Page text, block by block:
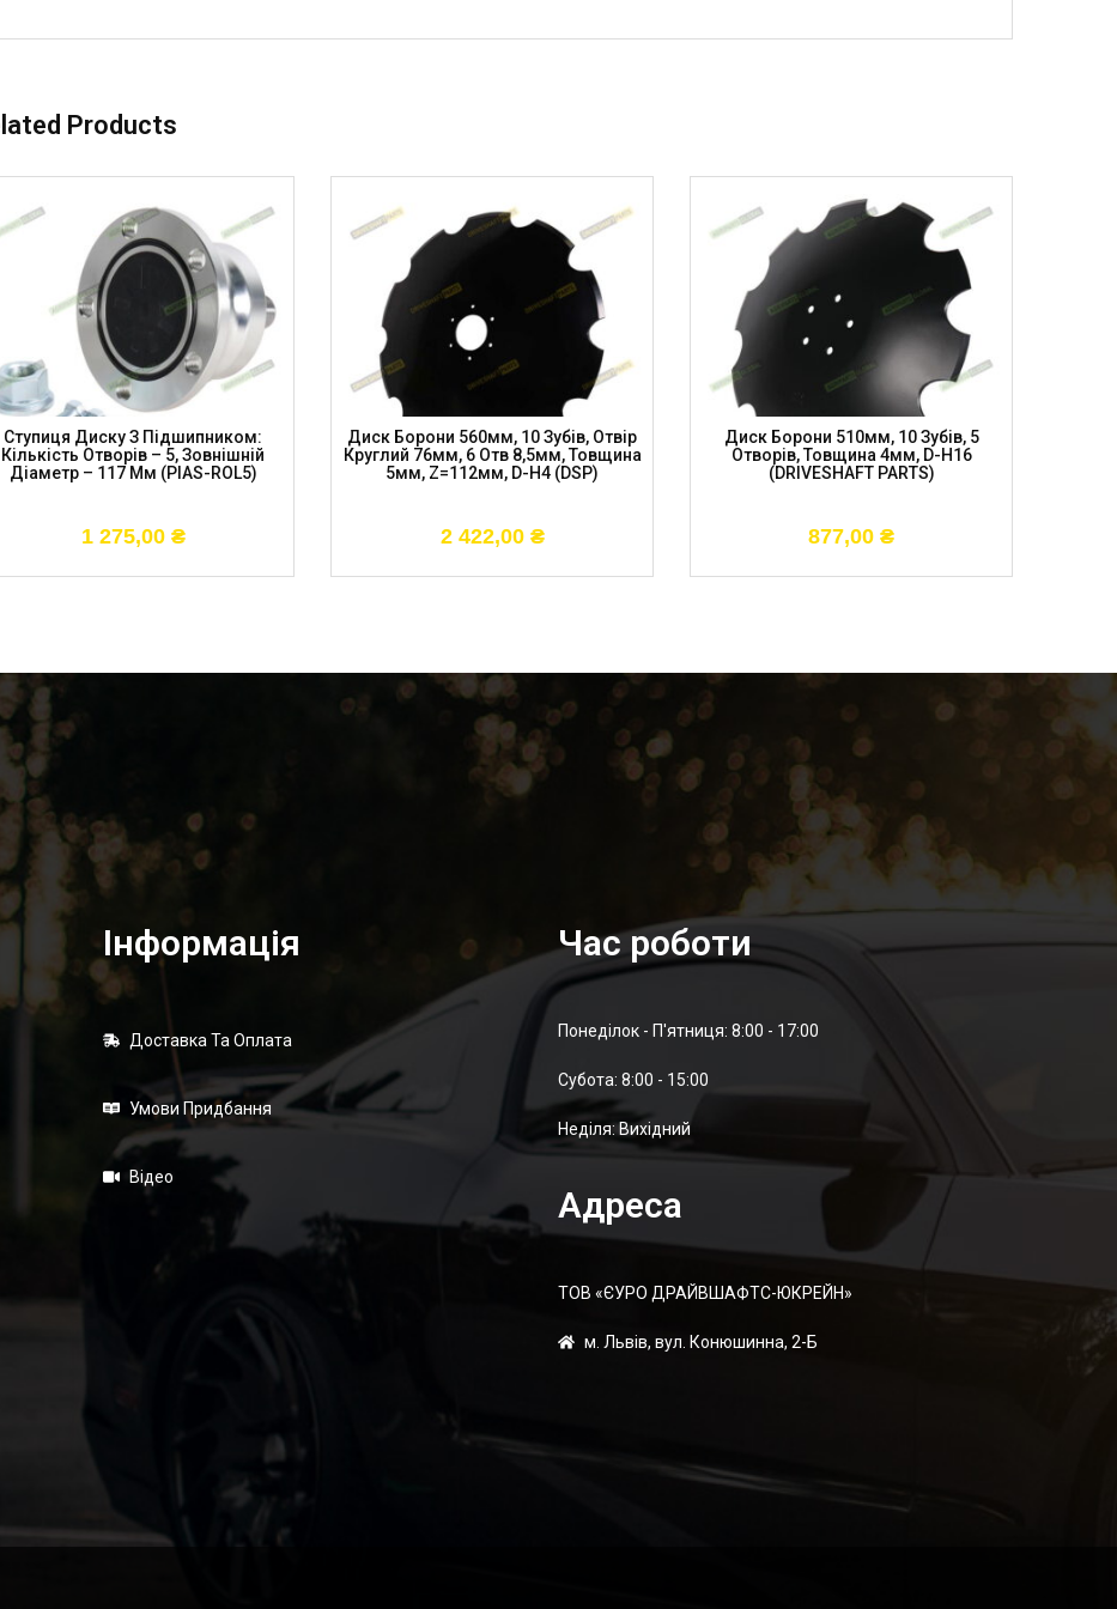
Products
Ступиця Диску З Підшипником:
Кількість Отворів – 5, Зовнішній
Діаметр – 117 Мм (PIAS-ROL5)
1 275,00 ₴
Диск Борони 560мм, 10 Зубів, Отвір
Круглий 76мм, 6 Отв 8,5мм, Товщина
5мм, Z=112мм, D-H4 (DSP)
2 422,00 ₴
Диск Борони 510мм, 10 Зубів, 5
Отворів, Товщина 4мм, D-H16
(DRIVESHAFT PARTS)
877,00 ₴
Інформація
Доставка Та Оплата
Умови Придбання
Відео
Час роботи
Понеділок - П'ятниця: 8:00 - 17:00
Суботa: 8:00 - 15:00
Неділя: Вихідний
Адреса
ТОВ «ЄУРО ДРАЙВШАФТC-ЮКРЕЙН»
м. Львів, вул. Конюшинна, 2-Б